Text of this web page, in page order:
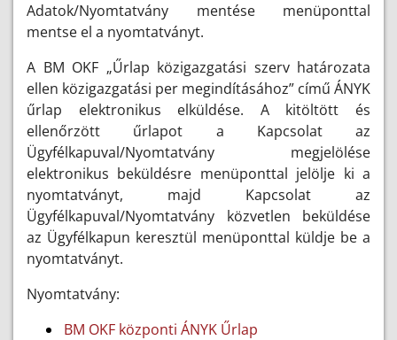
Adatok/Nyomtatvány mentése menüponttal
mentse el a nyomtatványt.
A BM OKF „Űrlap közigazgatási szerv határozata
ellen közigazgatási per megindításához” című ÁNYK
űrlap elektronikus elküldése. A kitöltött és
ellenőrzött űrlapot a Kapcsolat az
Ügyfélkapuval/Nyomtatvány megjelölése
elektronikus beküldésre menüponttal jelölje ki a
nyomtatványt, majd Kapcsolat az
Ügyfélkapuval/Nyomtatvány közvetlen beküldése
az Ügyfélkapun keresztül menüponttal küldje be a
nyomtatványt.
Nyomtatvány:
BM OKF központi ÁNYK Űrlap